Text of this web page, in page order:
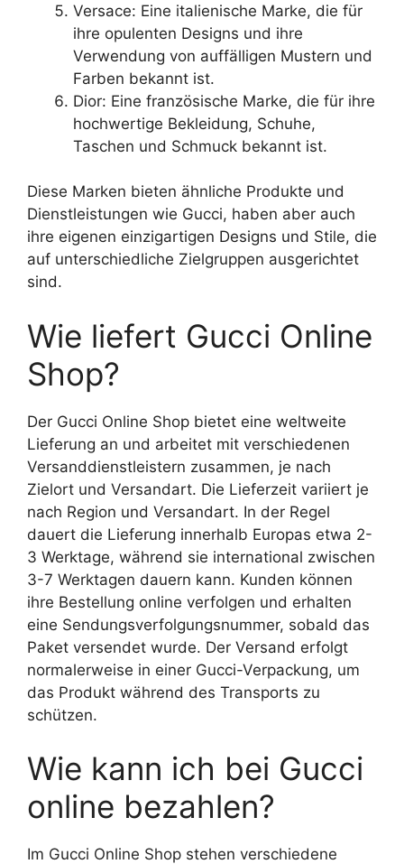
Versace: Eine italienische Marke, die für
ihre opulenten Designs und ihre
Verwendung von auffälligen Mustern und
Farben bekannt ist.
Dior: Eine französische Marke, die für ihre
hochwertige Bekleidung, Schuhe,
Taschen und Schmuck bekannt ist.
Diese Marken bieten ähnliche Produkte und
Dienstleistungen wie Gucci, haben aber auch
ihre eigenen einzigartigen Designs und Stile, die
auf unterschiedliche Zielgruppen ausgerichtet
sind.
Wie liefert Gucci Online
Shop?
Der Gucci Online Shop bietet eine weltweite
Lieferung an und arbeitet mit verschiedenen
Versanddienstleistern zusammen, je nach
Zielort und Versandart. Die Lieferzeit variiert je
nach Region und Versandart. In der Regel
dauert die Lieferung innerhalb Europas etwa 2-
3 Werktage, während sie international zwischen
3-7 Werktagen dauern kann. Kunden können
ihre Bestellung online verfolgen und erhalten
eine Sendungsverfolgungsnummer, sobald das
Paket versendet wurde. Der Versand erfolgt
normalerweise in einer Gucci-Verpackung, um
das Produkt während des Transports zu
schützen.
Wie kann ich bei Gucci
online bezahlen?
Im Gucci Online Shop stehen verschiedene